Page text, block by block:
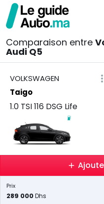
Comparaison entre
Audi Q5
VOLKSWAGEN
Taigo
1.0 TSI 116 DSG Life
Prix
289 000Dhs